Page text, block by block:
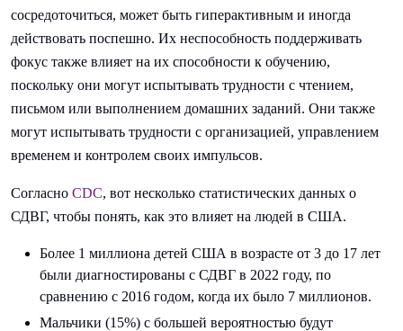
сосредоточиться, может быть гиперактивным и иногда
действовать поспешно. Их неспособность поддерживать
фокус также влияет на их способности к обучению,
поскольку они могут испытывать трудности с чтением,
письмом или выполнением домашних заданий. Они также
могут испытывать трудности с организацией, управлением
временем и контролем своих импульсов.
Согласно CDC, вот несколько статистических данных о
СДВГ, чтобы понять, как это влияет на людей в США.
Более 1 миллиона детей США в возрасте от 3 до 17 лет
были диагностированы с СДВГ в 2022 году, по
сравнению с 2016 годом, когда их было 7 миллионов.
Мальчики (15%) с большей вероятностью будут